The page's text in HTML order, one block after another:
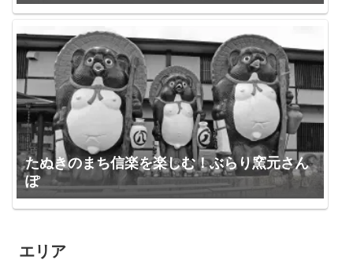
たぬきのまち信楽を楽しむ！ぶらり窯元さん
ぽ
エリア